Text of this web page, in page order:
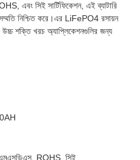
এবং সিই সার্টিফিকেশন, এই ব্যাটারি
নিশ্চিত করে।এর LiFePO4 রসায়ন
শক্তি খরচ অ্যাপ্লিকেশনগুলির জন্য
ROHS, সিই